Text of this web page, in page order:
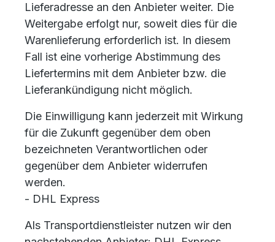
Lieferadresse an den Anbieter weiter. Die
Weitergabe erfolgt nur, soweit dies für die
Warenlieferung erforderlich ist. In diesem
Fall ist eine vorherige Abstimmung des
Liefertermins mit dem Anbieter bzw. die
Lieferankündigung nicht möglich.
Die Einwilligung kann jederzeit mit Wirkung
für die Zukunft gegenüber dem oben
bezeichneten Verantwortlichen oder
gegenüber dem Anbieter widerrufen
werden.
- DHL Express
Als Transportdienstleister nutzen wir den